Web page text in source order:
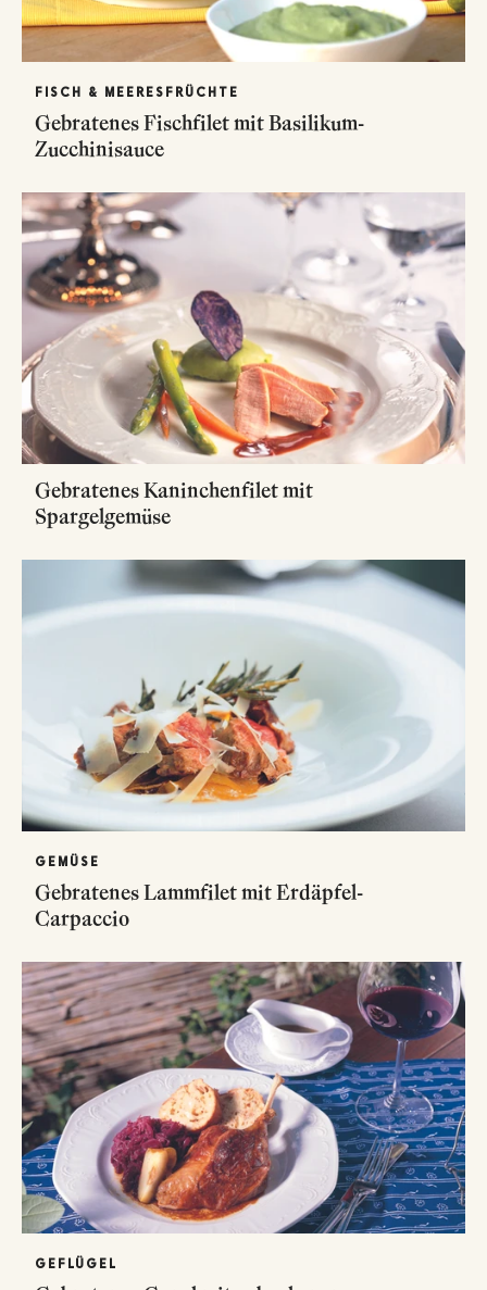
FISCH & MEERESFRÜCHTE
Gebratenes Fischfilet mit Basilikum-
Zucchinisauce
Gebratenes Kaninchenfilet mit
Spargelgemüse
GEMÜSE
Gebratenes Lammfilet mit Erdäpfel-
Carpaccio
GEFLÜGEL